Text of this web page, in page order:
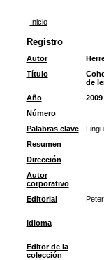
Inicio
Registro
Autor
Título
de
Año
2009
Número
Palabras clave
Resumen
Dirección
Autor
corporativo
Editorial
Idioma
Editor de la
colección